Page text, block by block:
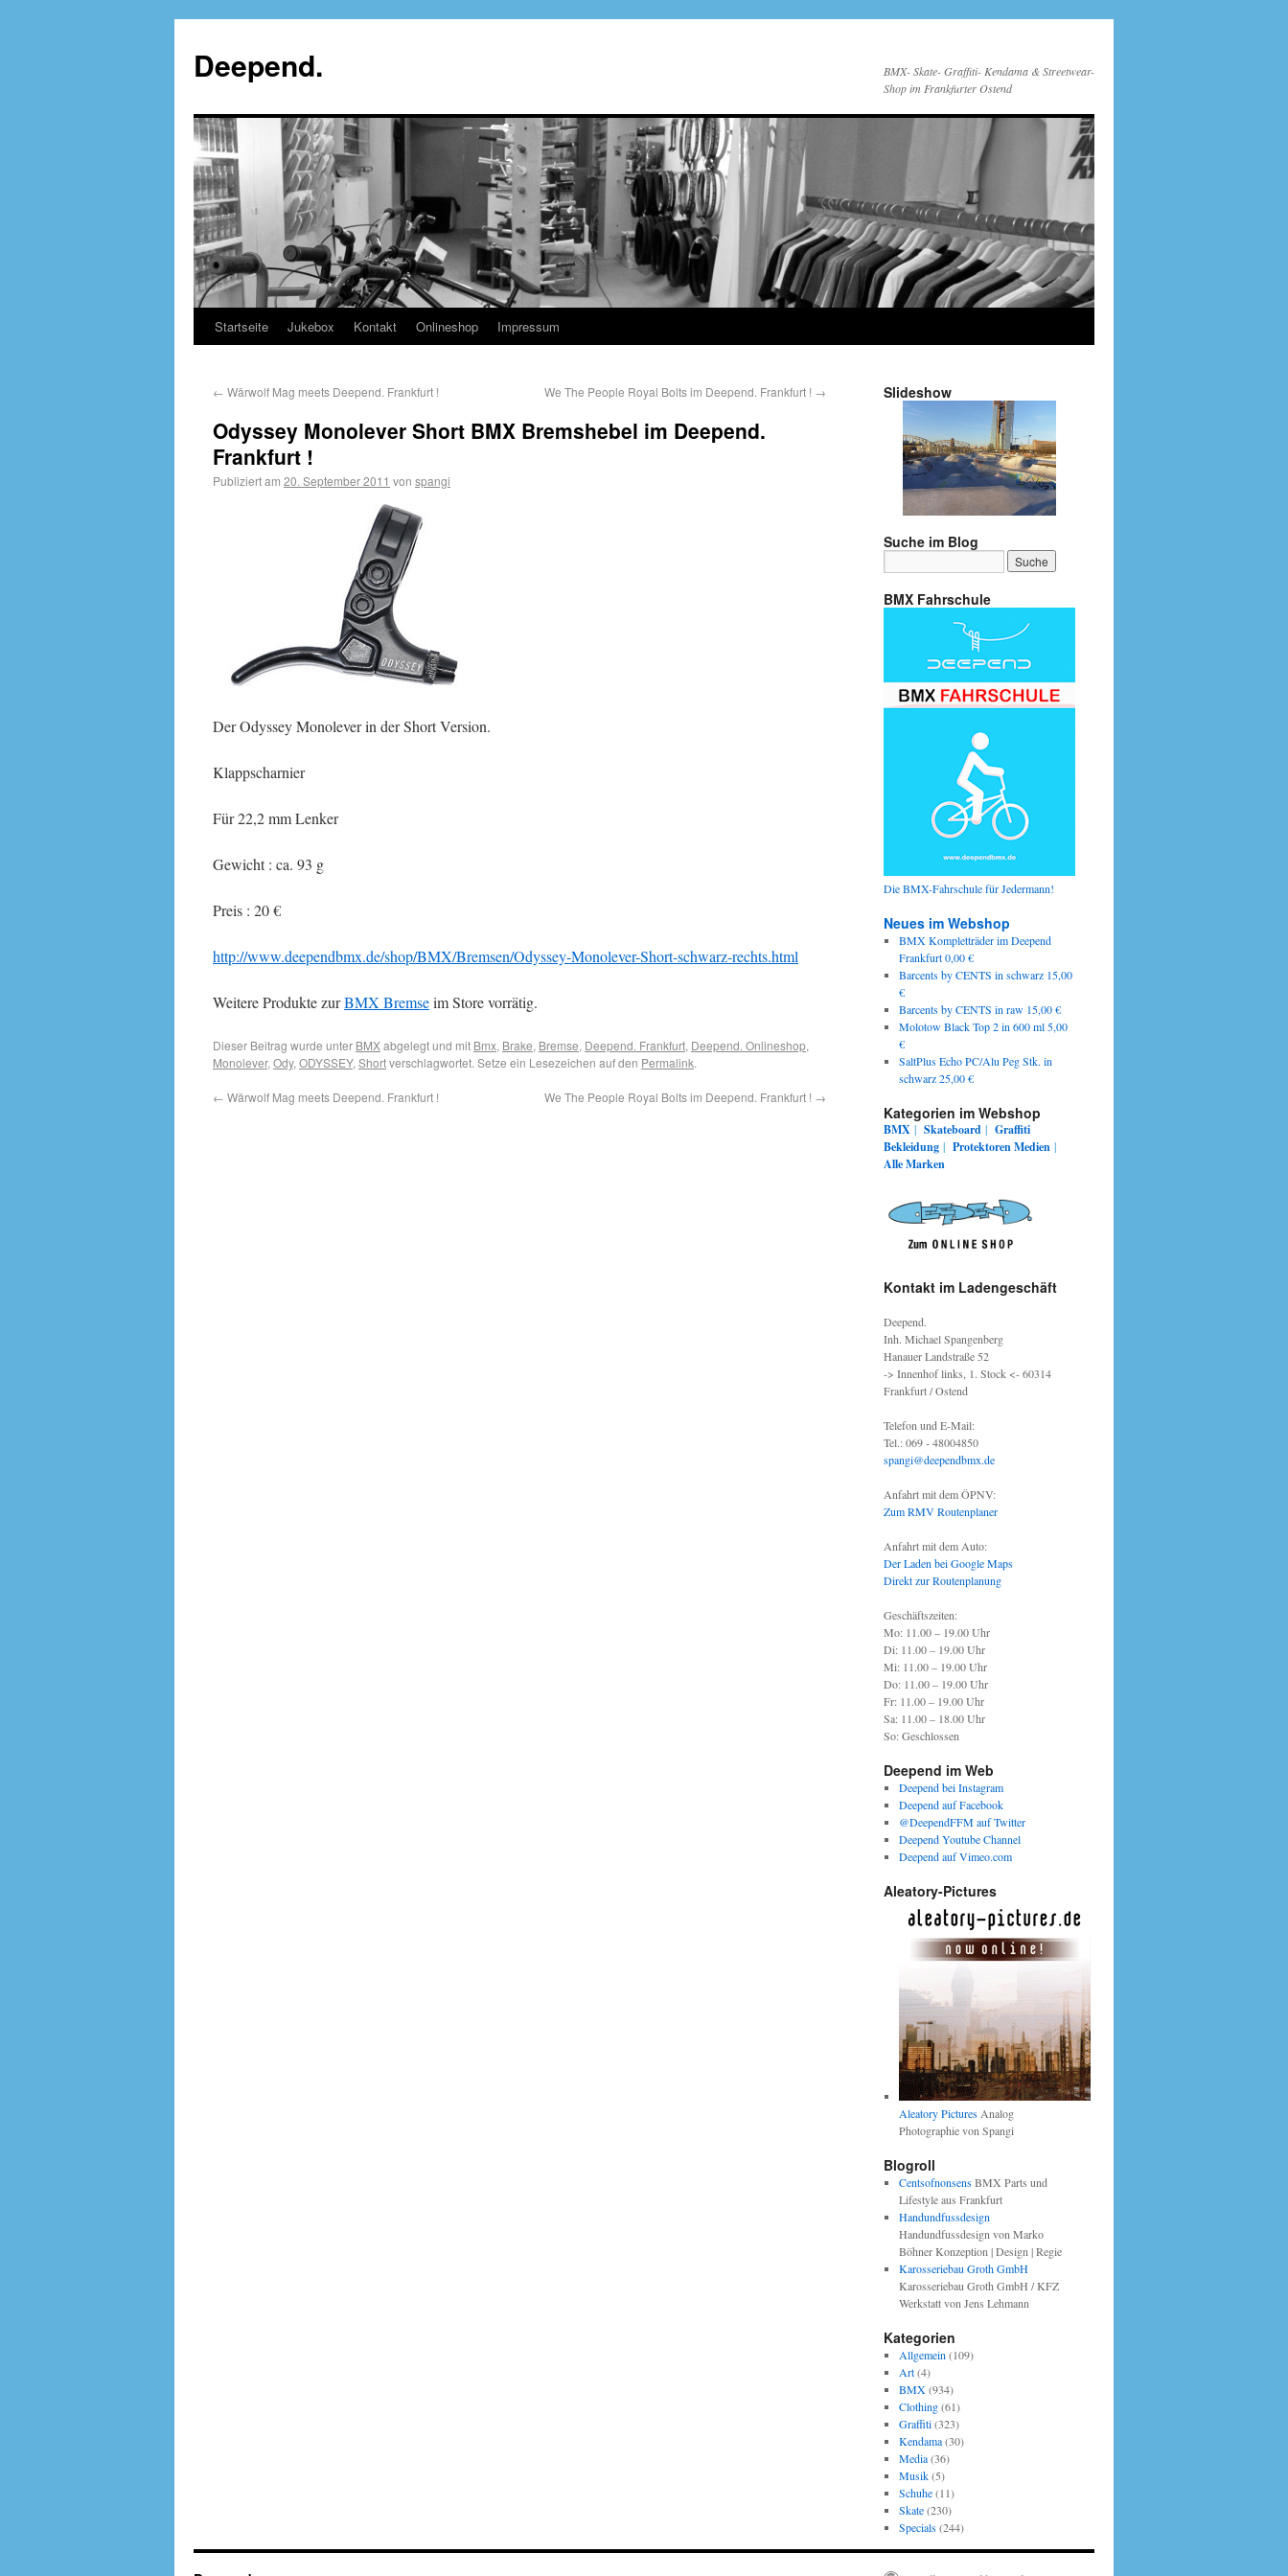
Deepend.
BMX- Skate- Graffiti- Kendama & Streetwear-
Shop im Frankfurter Ostend
Startseite Jukebox Kontakt Onlineshop Impressum
← Wärwolf Mag meets Deepend. Frankfurt ! We The People Royal Bolts im Deepend. Frankfurt ! →
Odyssey Monolever Short BMX Bremshebel im Deepend.
Frankfurt !
Publiziert am 20. September 2011 von spangi
Der Odyssey Monolever in der Short Version.
Klappscharnier
Für 22,2 mm Lenker
Gewicht : ca. 93 g
Preis : 20 €
http://www.deependbmx.de/shop/BMX/Bremsen/Odyssey-Monolever-Short-schwarz-rechts.html
Weitere Produkte zurBMX Bremseim Store vorrätig.
Dieser Beitrag wurde unter BMXabgelegt und mit Bmx, Brake, Bremse, Deepend. Frankfurt, Deepend. Onlineshop,
Monolever, Ody, ODYSSEY, Shortverschlagwortet. Setze ein Lesezeichen auf den Permalink.
← Wärwolf Mag meets Deepend. Frankfurt ! We The People Royal Bolts im Deepend. Frankfurt ! →
Slideshow
Suche im Blog
BMX Fahrschule
Die BMX-Fahrschule für Jedermann!
Neues im Webshop
BMX Kompletträder im Deepend
Frankfurt 0,00 €
Barcents by CENTS in schwarz 15,00
€
Barcents by CENTS in raw 15,00 €
Molotow Black Top 2 in 600 ml 5,00
€
SaltPlus Echo PC/Alu Peg Stk. in
schwarz 25,00 €
Kategorien im Webshop
BMX | Skateboard | Graffiti
Bekleidung | ProtektorenMedien |
Alle Marken
Kontakt im Ladengeschäft
Deepend.
Inh. Michael Spangenberg
Hanauer Landstraße 52
-> Innenhof links, 1. Stock <- 60314
Frankfurt / Ostend
Telefon und E-Mail:
Tel.: 069 - 48004850
spangi@deependbmx.de
Anfahrt mit dem ÖPNV:
Zum RMV Routenplaner
Anfahrt mit dem Auto:
Der Laden bei Google Maps
Direkt zur Routenplanung
Geschäftszeiten:
Mo: 11.00 – 19.00 Uhr
Di: 11.00 – 19.00 Uhr
Mi: 11.00 – 19.00 Uhr
Do: 11.00 – 19.00 Uhr
Fr: 11.00 – 19.00 Uhr
Sa: 11.00 – 18.00 Uhr
So: Geschlossen
Deepend im Web
Deepend bei Instagram
Deepend auf Facebook
@DeependFFM auf Twitter
Deepend Youtube Channel
Deepend auf Vimeo.com
Aleatory-Pictures
Aleatory PicturesAnalog
Photographie von Spangi
Blogroll
CentsofnonsensBMX Parts und
Lifestyle aus Frankfurt
Handundfussdesign
Handundfussdesign von Marko
Böhner Konzeption | Design | Regie
Karosseriebau Groth GmbH
Karosseriebau Groth GmbH / KFZ
Werkstatt von Jens Lehmann
Kategorien
Allgemein (109)
Art(4)
BMX(934)
Clothing(61)
Graffiti(323)
Kendama(30)
Media(36)
Musik(5)
Schuhe(11)
Skate(230)
Specials(244)